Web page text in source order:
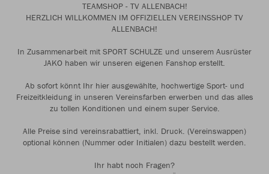
TEAMSHOP - TV ALLENBACH!
HERZLICH WILLKOMMEN IM OFFIZIELLEN VEREINSSHOP TV
ALLENBACH!
In Zusammenarbeit mit SPORT SCHULZE und unserem Ausrüster
JAKO haben wir unseren eigenen Fanshop erstellt.
Ab sofort könnt Ihr hier ausgewählte, hochwertige Sport- und
Freizeitkleidung in unseren Vereinsfarben erwerben und das alles
zu tollen Konditionen und einem super Service.
Alle Preise sind vereinsrabattiert, inkl. Druck. (Vereinswappen)
optional können (Nummer oder Initialen) dazu bestellt werden.
Ihr habt noch Fragen?